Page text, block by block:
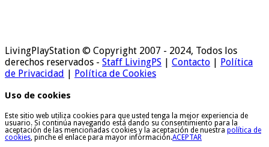
LivingPlayStation © Copyright 2007 - 2024, Todos los
derechos reservados - Staff LivingPS | Contacto | Política
de Privacidad | Política de Cookies
Uso de cookies
Este sitio web utiliza cookies para que usted tenga la mejor experiencia de
usuario. Si continúa navegando está dando su consentimiento para la
aceptación de las mencionadas cookies y la aceptación de nuestra política de
cookies , pinche el enlace para mayor información.ACEPTAR